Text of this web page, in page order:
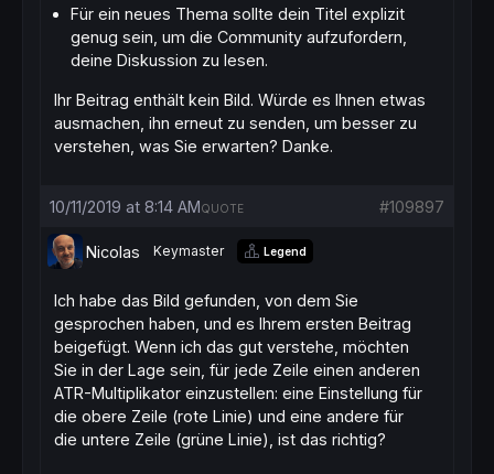
Für ein neues Thema sollte dein Titel explizit
genug sein, um die Community aufzufordern,
deine Diskussion zu lesen.
Ihr Beitrag enthält kein Bild. Würde es Ihnen etwas
ausmachen, ihn erneut zu senden, um besser zu
verstehen, was Sie erwarten? Danke.
10/11/2019 at 8:14 AM #109897
QUOTE
Nicolas Keymaster Legend
Ich habe das Bild gefunden, von dem Sie
gesprochen haben, und es Ihrem ersten Beitrag
beigefügt. Wenn ich das gut verstehe, möchten
Sie in der Lage sein, für jede Zeile einen anderen
ATR-Multiplikator einzustellen: eine Einstellung für
die obere Zeile (rote Linie) und eine andere für
die untere Zeile (grüne Linie), ist das richtig?